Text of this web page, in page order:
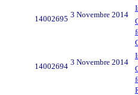
14002695 3 Novembre 2014
14002694 3 Novembre 2014